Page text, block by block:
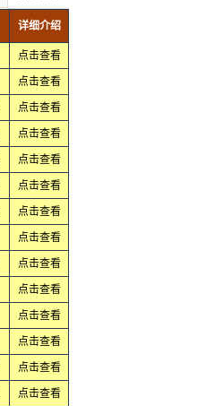
详细介绍
点击查看
点击查看
点击查看
点击查看
点击查看
点击查看
点击查看
点击查看
点击查看
点击查看
点击查看
点击查看
点击查看
点击查看